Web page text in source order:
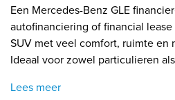
Een Mercedes-Benz GLE
autofinanciering of financial
SUV met veel comfort, ruimte en
Ideaal voor zowel particulieren
Lees meer